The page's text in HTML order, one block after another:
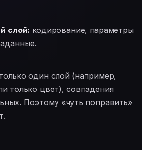
слой: кодирование, параметры
один слой (например,
только цвет), совпадения
Поэтому «чуть поправить»